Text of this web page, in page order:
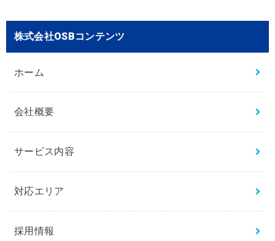
株式会社OSBコンテンツ
ホーム
会社概要
サービス内容
対応エリア
採用情報